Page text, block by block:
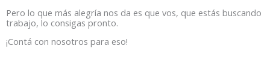
Pero lo que más alegría nos da es que vos, que estás buscando
trabajo, lo consigas pronto.
¡Contá con nosotros para eso!